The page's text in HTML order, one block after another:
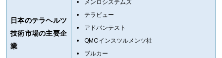
日本のテラヘルツ
技術市場の主要企
業
メンロシステムズ
テラビュー
アドバンテスト
QMCインスツルメンツ社
ブルカー